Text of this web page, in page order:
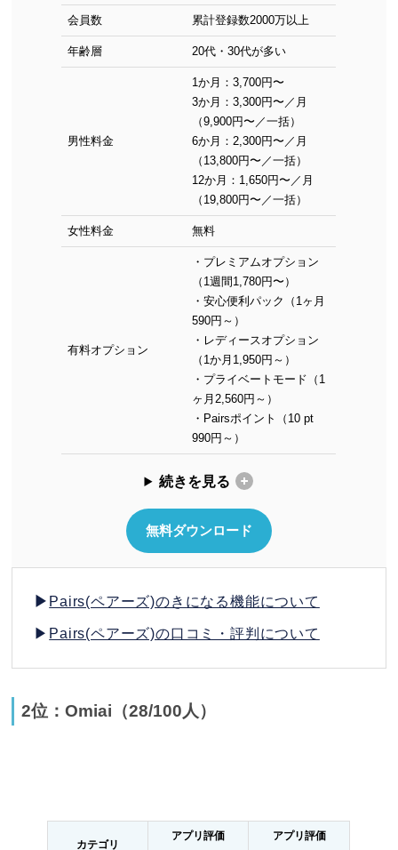
会員数 累計登録数2000万以上
年齢層 20代・30代が多い
男性料金
1か月：3,700円〜
3か月：3,300円〜／月
（9,900円〜／一括）
6か月：2,300円〜／月
（13,800円〜／一括）
12か月：1,650円〜／月
（19,800円〜／一括）
女性料金 無料
有料オプション
・プレミアムオプション
（1週間1,780円〜）
・安心便利パック（1ヶ月
590円～）
・レディースオプション
（1か月1,950円～）
・プライベートモード（1
ヶ月2,560円～）
・Pairsポイント（10 pt
990円～）
続きを見る
無料ダウンロード
▶ Pairs(ペアーズ)のきになる機能について
▶ Pairs(ペアーズ)の口コミ・評判について
2位：Omiai（28/100人）
カテゴリ
アプリ評価
アプリ評価